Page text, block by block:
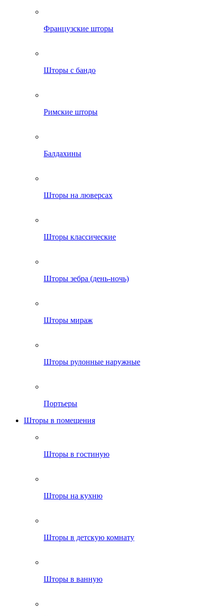
Французские шторы
Шторы с бандо
Римские шторы
Балдахины
Шторы на люверсах
Шторы классические
Шторы зебра (день-ночь)
Шторы мираж
Шторы рулонные наружные
Портьеры
Шторы в помещения
Шторы в гостиную
Шторы на кухню
Шторы в детскую комнату
Шторы в ванную